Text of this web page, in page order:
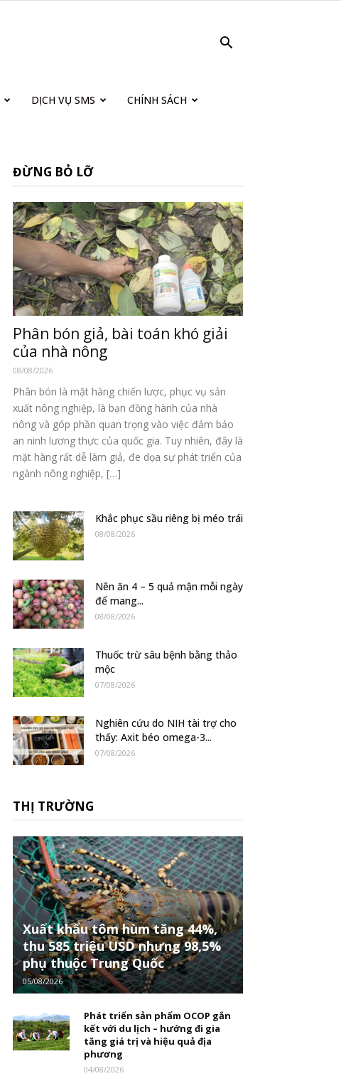
DỊCH VỤ SMS CHÍNH SÁCH
ĐỪNG BỎ LỠ
Phân bón giả, bài toán khó giải
của nhà nông
08/08/2026
Phân bón là mặt hàng chiến lược, phục vụ sản
xuất nông nghiệp, là bạn đồng hành của nhà
nông và góp phần quan trọng vào việc đảm bảo
an ninh lương thực của quốc gia. Tuy nhiên, đây là
mặt hàng rất dễ làm giả, đe dọa sự phát triển của
ngành nông nghiệp, […]
Khắc phục sầu riêng bị méo trái
08/08/2026
Nên ăn 4 – 5 quả mận mỗi ngày
để mang...
08/08/2026
Thuốc trừ sâu bệnh bằng thảo
mộc
07/08/2026
Nghiên cứu do NIH tài trợ cho
thấy: Axit béo omega-3...
07/08/2026
THỊ TRƯỜNG
Xuất khẩu tôm hùm tăng 44%,
thu 585 triệu USD nhưng 98,5%
phụ thuộc Trung Quốc
05/08/2026
Phát triển sản phẩm OCOP gắn
kết với du lịch – hướng đi gia
tăng giá trị và hiệu quả địa
phương
04/08/2026